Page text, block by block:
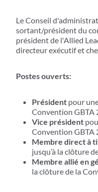
Le Conseil
sortant/président du
président de l'Allied
directeur exécutif et
Postes ouverts:
Président pour
Convention GBTA
Vice président
Convention GBTA
Membre direct à
jusqu’à la clôture
Membre allié en
la clôture de la